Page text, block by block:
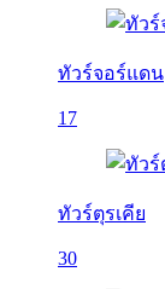
ทัวร์จอร์แดน
17
ทัวร์ตุรเคีย
30